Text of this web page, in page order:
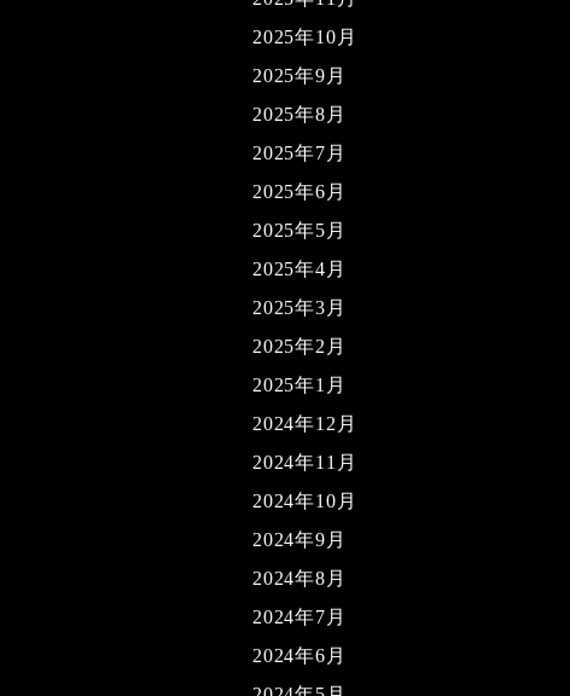
2025年10月
2025年9月
2025年8月
2025年7月
2025年6月
2025年5月
2025年4月
2025年3月
2025年2月
2025年1月
2024年12月
2024年11月
2024年10月
2024年9月
2024年8月
2024年7月
2024年6月